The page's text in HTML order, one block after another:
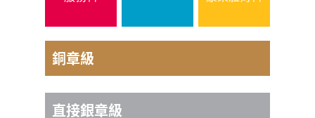
銅章級
主項
直接銀章級